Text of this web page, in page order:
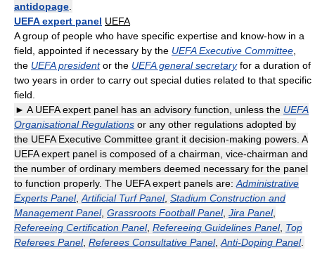
antidopage
UEFA expert panel UEFA
A group of people who have specific expertise and know-how in a
field, appointed if necessary by the UEFA Executive Committee
the UEFA presidentor the UEFA general secretaryfor a duration of
two years in order to carry out special duties related to that specific
field.
► A UEFA expert panel has an advisory function, unless the UEFA
Organisational Regulations or any other regulations adopted by
the UEFA Executive Committee grant it decision-making powers. A
UEFA expert panel is composed of a chairman, vice-chairman and
the number of ordinary members deemed necessary for the panel
to function properly. The UEFA expert panels are: Administrative
Experts Panel, Artificial Turf Panel, Stadium Construction and
Management Panel, Grassroots Football Panel, Jira Panel,
Refereeing Certification Panel, Refereeing Guidelines Panel, Top
Referees Panel, Referees Consultative Panel, Anti-Doping Panel.